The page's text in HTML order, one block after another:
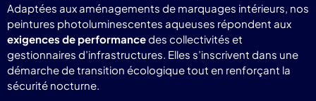
Adaptées aux aménagements de marquages intérieurs, nos
peintures photoluminescentes aqueuses répondent aux
exigences de performancedes collectivités et
gestionnaires d’infrastructures. Elles s’inscrivent dans une
démarche de transition écologique tout en renforçant la
sécurité nocturne.